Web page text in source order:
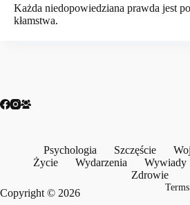
Każda niedopowiedziana prawda jest
kłamstwa.
Psychologia Szczęście
Życie
Wydarzenia Wywiady
Zdrowie
Copyright © 2026